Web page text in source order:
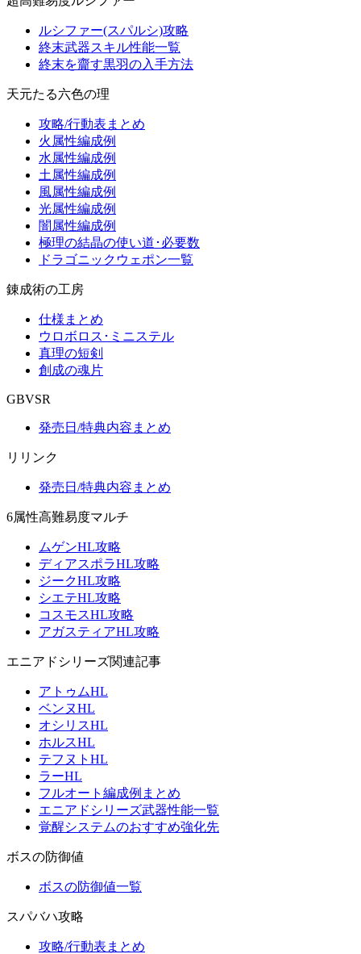
ルシファー(スパルシ)攻略
終末武器スキル性能一覧
終末を齎す黒羽の入手方法
天元たる六色の理
攻略/行動表まとめ
火属性編成例
水属性編成例
土属性編成例
風属性編成例
光属性編成例
闇属性編成例
極理の結晶の使い道･必要数
ドラゴニックウェポン一覧
錬成術の工房
仕様まとめ
ウロボロス･ミニステル
真理の短剣
創成の魂片
GBVSR
発売日/特典内容まとめ
リリンク
発売日/特典内容まとめ
6属性高難易度マルチ
ムゲンHL攻略
ディアスポラHL攻略
ジークHL攻略
シエテHL攻略
コスモスHL攻略
アガスティアHL攻略
エニアドシリーズ関連記事
アトゥムHL
ベンヌHL
オシリスHL
ホルスHL
テフヌトHL
ラーHL
フルオート編成例まとめ
エニアドシリーズ武器性能一覧
覚醒システムのおすすめ強化先
ボスの防御値
ボスの防御値一覧
スパバハ攻略
攻略/行動表まとめ